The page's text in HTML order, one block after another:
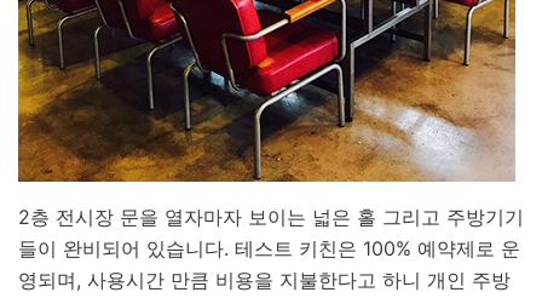
2층 전시장 문을 열자마자 보이는 넓은 홀 그리고 주방기기
들이 완비되어 있습니다. 테스트 키친은 100% 예약제로 운
영되며, 사용시간 만큼 비용을 지불한다고 하니 개인 주방